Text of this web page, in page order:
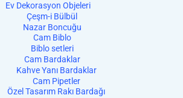
Ev Dekorasyon Objeleri
Çeşm-i Bülbül
Nazar Boncuğu
Cam Biblo
Biblo setleri
Cam Bardaklar
Kahve Yanı Bardaklar
Cam Pipetler
Özel Tasarım Rakı Bardağı